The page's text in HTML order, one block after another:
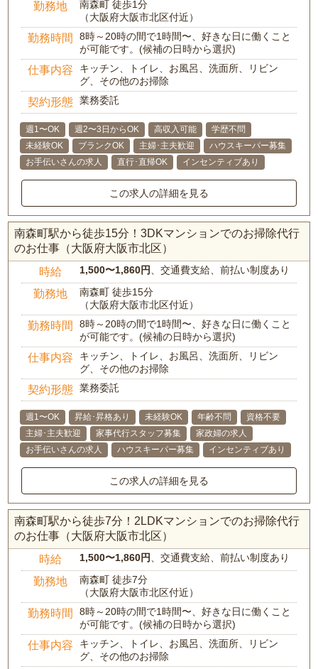
勤務地
南森町 徒歩1分
（大阪府大阪市北区付近）
勤務時間
8時～20時の間で1時間〜、好きな日に働くこと
が可能です。(候補の日時から選択)
仕事内容
キッチン、トイレ、お風呂、洗面所、リビン
グ、その他のお掃除
契約形態 業務委託
週1〜OK 週2〜3日からOK 高収入可能
学歴不問
未経験OK
ブランクOK 主婦･主夫歓迎
ハウスキーパー募集
お手伝いさんの求人
直行･直帰OK インセンティブあり
この求人の詳細を見る
南森町駅から徒歩15分！3DKマンションでのお掃除代行
のお仕事（大阪府大阪市北区）
時給 1,500〜1,860円、交通費支給、前払い制度あり
勤務地
南森町 徒歩15分
（大阪府大阪市北区付近）
勤務時間
8時～20時の間で1時間〜、好きな日に働くこと
が可能です。(候補の日時から選択)
仕事内容
キッチン、トイレ、お風呂、洗面所、リビン
グ、その他のお掃除
契約形態 業務委託
週1〜OK 昇給･昇格あり 未経験OK 年齢不問
資格不要
主婦･主夫歓迎
家事代行スタッフ募集
家政婦の求人
お手伝いさんの求人
ハウスキーパー募集 インセンティブあり
この求人の詳細を見る
南森町駅から徒歩7分！2LDKマンションでのお掃除代行
のお仕事（大阪府大阪市北区）
時給 1,500〜1,860円、交通費支給、前払い制度あり
勤務地
南森町 徒歩7分
（大阪府大阪市北区付近）
勤務時間
8時～20時の間で1時間〜、好きな日に働くこと
が可能です。(候補の日時から選択)
仕事内容
キッチン、トイレ、お風呂、洗面所、リビン
グ、その他のお掃除